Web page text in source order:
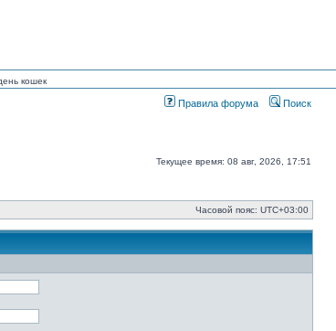
кошек
Правила форума Поиск
Текущее время: 08 авг, 2026, 17:51
Часовой пояс: UTC+03:00